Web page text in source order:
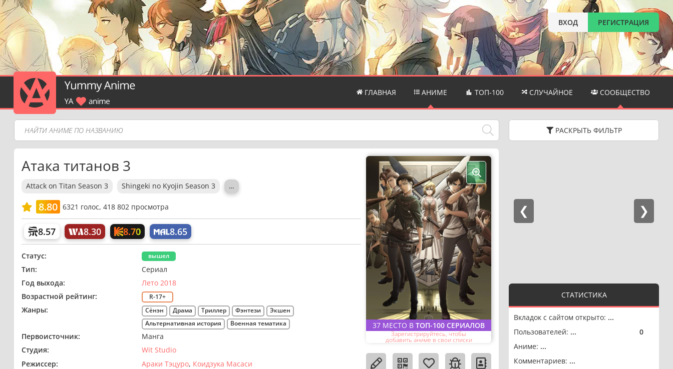
ВХОД РЕГИСТРАЦИЯ
ГЛАВНАЯ АНИМЕ ТОП-100 СЛУЧАЙНОЕ СООБЩЕСТВО
РАСКРЫТЬ ФИЛЬТР
СТАТИСТИКА
Вкладок с сайтом открыто: ...
Пользователей: ... 0
Аниме: ...
Комментариев: ...
37 МЕСТО В ТОП-100 СЕРИАЛОВ
Зарегистрируйтесь, чтобы
добавить аниме в свои списки
Атака титанов 3
Attack on Titan Season 3 Shingeki no Kyojin Season 3 …
8.80 6321 голос, 418 802 просмотра
8.57 8.30 8.70 8.65
Статус: вышел
Тип:
Сериал
Год выхода:
Лето 2018
Возрастной рейтинг:
R-17+
Жанры: Сёнэн Драма Триллер Фэнтези
Экшен
Альтернативная история
Военная тематика
Первоисточник:
Манга
Студия:
Wit Studio
Режиссер:
Араки Тэцуро Коидзука Масаси